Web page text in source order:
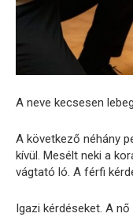
A neve kecsesen
A következő néhány
kívül. Mesélt neki a
vágtató ló. A férfi
Igazi kérdéseket. A